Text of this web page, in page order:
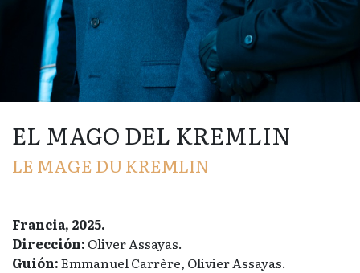
EL MAGO DEL KREMLIN
LE MAGE DU KREMLIN
Francia, 2025.
Dirección: Oliver Assayas.
Guión:Emmanuel Carrère, Olivier Assayas.